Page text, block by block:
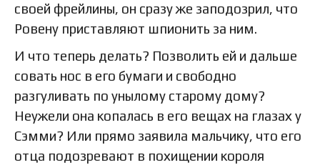
своей фрейлины, он сразу же заподозрил, что
Ровену приставляют шпионить за ним.
И что теперь делать? Позволить ей и дальше
совать нос в его бумаги и свободно
разгуливать по унылому старому дому?
Неужели она копалась в его вещах на глазах у
Сэмми? Или прямо заявила мальчику, что его
отца подозревают в похищении короля